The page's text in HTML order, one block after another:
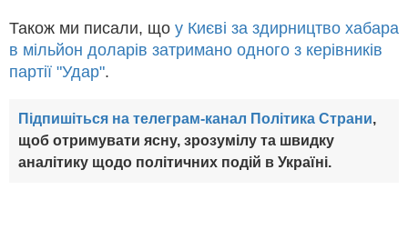
Також ми писали, що у Києві за здирництво хабара
в мільйон доларів затримано одного з керівників
партії "Удар".
Підпишіться на телеграм-канал Політика Страни,
щоб отримувати ясну, зрозумілу та швидку
аналітику щодо політичних подій в Україні.